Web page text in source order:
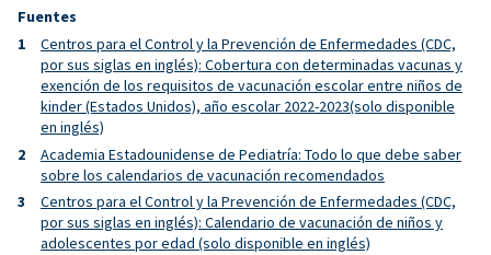
Fuentes
Centros para el Control y la Prevención de Enfermedades (CDC,
por sus siglas en inglés): Cobertura con determinadas vacunas y
exención de los requisitos de vacunación escolar entre niños de
kinder (Estados Unidos), año escolar 2022-2023(solo disponible
en inglés)
Academia Estadounidense de Pediatría: Todo lo que debe saber
sobre los calendarios de vacunación recomendados
Centros para el Control y la Prevención de Enfermedades (CDC,
por sus siglas en inglés): Calendario de vacunación de niños y
adolescentes por edad (solo disponible en inglés)